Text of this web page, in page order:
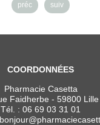
préc suiv
COORDONNÉES
Pharmacie Casetta
Faidherbe - 59800 Lille
Tél. : 06 69 03 31 01
bonjour@